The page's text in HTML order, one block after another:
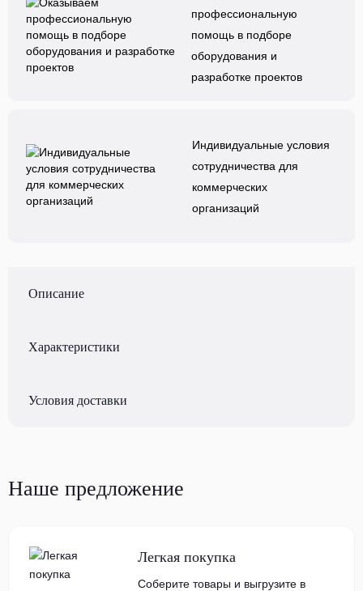
профессиональную
помощь в подборе
оборудования и
разработке проектов
Индивидуальные условия
сотрудничества для
коммерческих
организаций
Описание
Характеристики
Условия доставки
Наше предложение
Легкая покупка
Соберите товары и выгрузите в